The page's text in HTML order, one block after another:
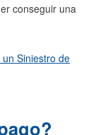
conseguir una
Siniestro de